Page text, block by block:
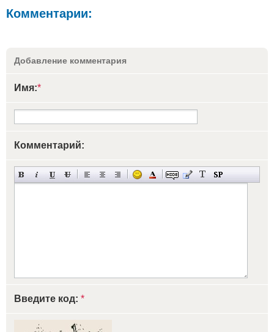
Комментарии:
Добавление комментария
Имя:*
Комментарий:
Введите код: *